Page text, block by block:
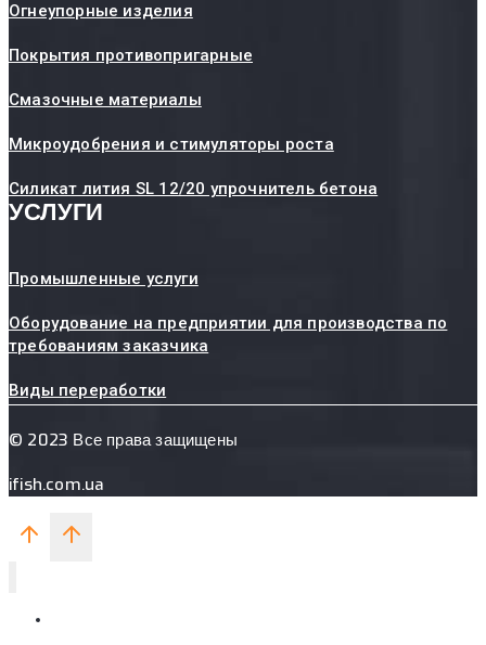
Огнеупорные изделия
Покрытия противопригарные
Смазочные материалы
Микроудобрения и стимуляторы роста
Силикат лития SL 12/20 упрочнитель бетона
УСЛУГИ
Промышленные услуги
Оборудование на предприятии для производства по
требованиям заказчика
Виды переработки
© 2023 Все права защищены
ifish.com.ua